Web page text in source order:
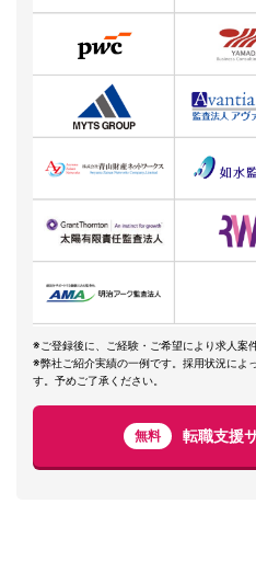
※ご登録後に、ご経験・ご希望により求人案
※弊社ご紹介実績の一例です。採用状況によ
す。予めご了承ください。
無料 転職支援